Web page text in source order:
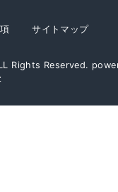
サイトマップ
Rights Reserved.